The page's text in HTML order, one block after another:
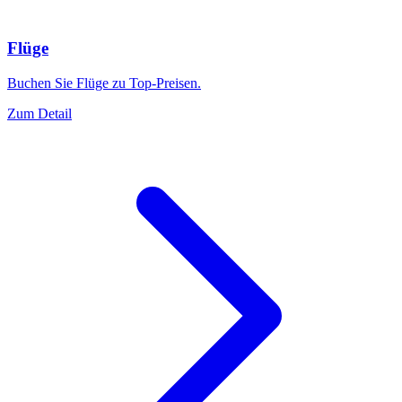
Flüge
Buchen Sie Flüge zu Top-Preisen.
Zum Detail